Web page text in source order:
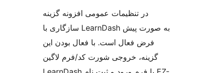
در تنظیمات عمومی افزونه گزینه
سازگاری با LearnDash به صورت پیش
فرض فعال است. با فعال بودن این
گزینه، خروجی شورت کد/فرم لاگین